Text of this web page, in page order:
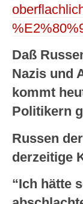
Daß
Nazis und
kommt
Politikern
Russen
derzeitige
“Ich hätte